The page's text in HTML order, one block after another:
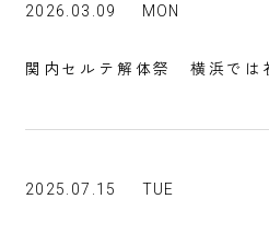
2026.03.09 MON
関内セルテ解体祭 横浜では初
2025.07.15 TUE